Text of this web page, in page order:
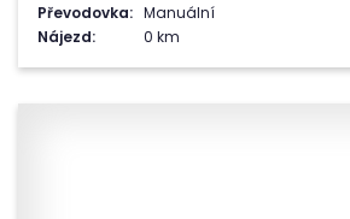
Převodovka: Manuální
Nájezd:
0 km